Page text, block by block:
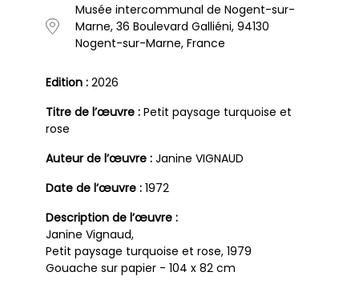
Musée intercommunal de Nogent-sur-
Marne, 36 Boulevard Galliéni, 94130
Nogent-sur-Marne, France
Edition : 2026
Titre de l’œuvre : Petit paysage turquoise et
rose
Auteur de l’œuvre : Janine VIGNAUD
Date de l’œuvre : 1972
Description de l’œuvre :
Janine Vignaud,
Petit paysage turquoise et rose, 1979
Gouache sur papier - 104 x 82 cm